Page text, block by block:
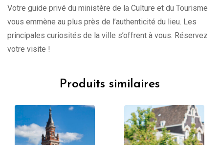
Votre guide privé du ministère de la Culture et du Tourisme
vous emmène au plus près de l’authenticité du lieu. Les
principales curiosités de la ville s’offrent à vous. Réservez
votre visite !
Produits similaires